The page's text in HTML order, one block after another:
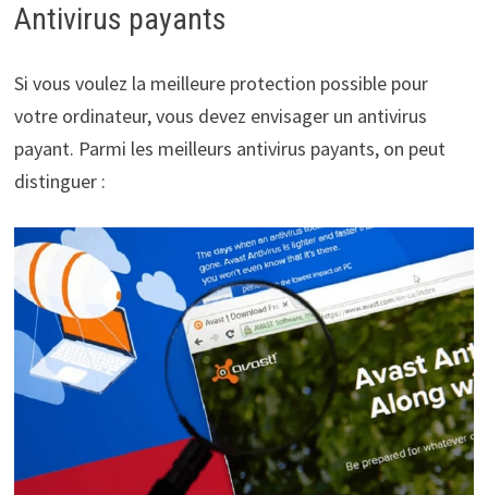
Antivirus payants
Si vous voulez la meilleure protection possible pour
votre ordinateur, vous devez envisager un antivirus
payant. Parmi les meilleurs antivirus payants, on peut
distinguer :